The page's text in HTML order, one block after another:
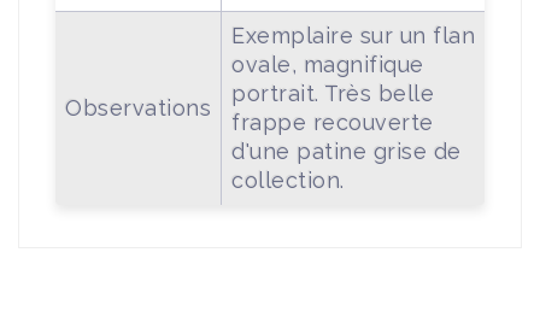
Observations
Exemplaire sur un flan
ovale, magnifique
portrait. Très belle
frappe recouverte
d'une patine grise de
collection.